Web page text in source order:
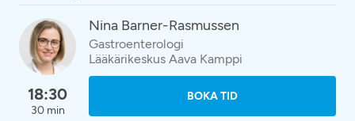
18:30
30 min
Nina Barner-Rasmussen
Gastroenterologi
Lääkärikeskus Aava Kamppi
BOKA TID